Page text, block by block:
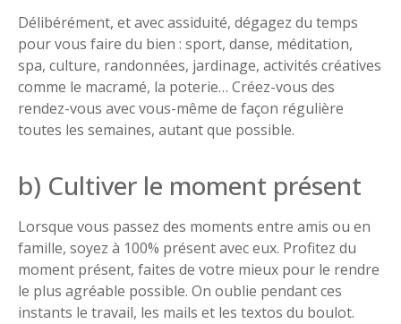
Délibérément, et avec assiduité, dégagez du temps
pour vous faire du bien : sport, danse, méditation,
spa, culture, randonnées, jardinage, activités créatives
comme le macramé, la poterie… Créez-vous des
rendez-vous avec vous-même de façon régulière
toutes les semaines, autant que possible.
b) Cultiver le moment présent
Lorsque vous passez des moments entre amis ou en
famille, soyez à 100% présent avec eux. Profitez du
moment présent, faites de votre mieux pour le rendre
le plus agréable possible. On oublie pendant ces
instants le travail, les mails et les textos du boulot.